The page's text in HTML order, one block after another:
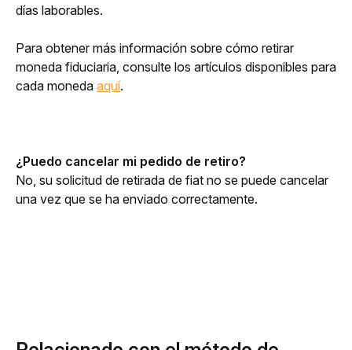
días laborables.
Para obtener más información sobre cómo retirar
moneda fiduciaria, consulte los artículos disponibles para
cada moneda aquí.
¿Puedo cancelar mi pedido de retiro?
No, su solicitud de retirada de fiat no se puede cancelar
una vez que se ha enviado correctamente.